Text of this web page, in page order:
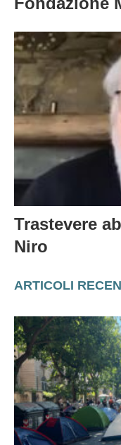
Trastevere
Niro
ARTICOLI